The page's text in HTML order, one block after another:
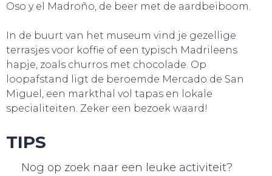
Oso y el Madroño, de beer met de aardbeiboom.
In de buurt van het museum vind je gezellige
terrasjes voor koffie of een typisch Madrileens
hapje, zoals churros met chocolade. Op
loopafstand ligt de beroemde Mercado de San
Miguel, een markthal vol tapas en lokale
specialiteiten. Zeker een bezoek waard!
TIPS
Nog op zoek naar een leuke activiteit?